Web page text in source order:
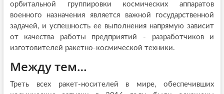
орбитальной группировки космических аппаратов
военного назначения является важной государственной
задачей, и успешность ее выполнения напрямую зависит
от качества работы предприятий - разработчиков и
изготовителей ракетно-космической техники.
Между тем…
Треть всех ракет-носителей в мире, обеспечивших